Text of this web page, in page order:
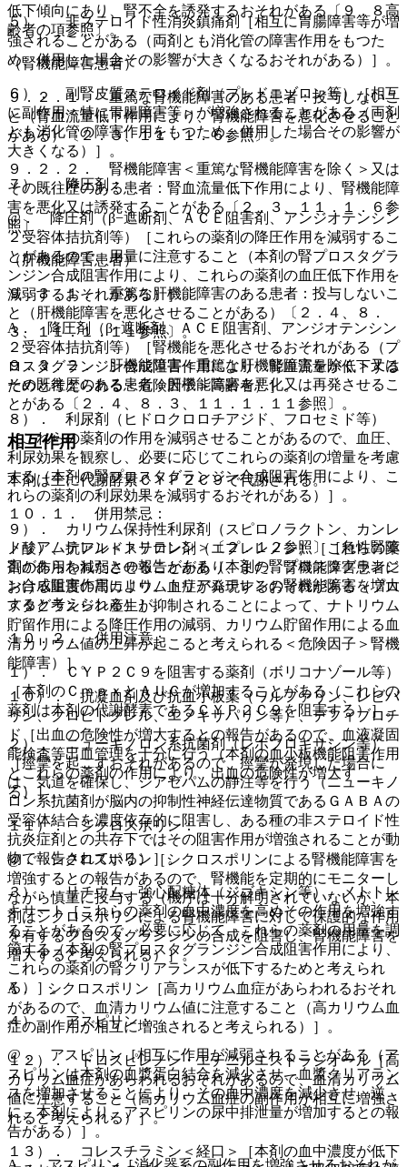
５）． 非ステロイド性消炎鎮痛剤［相互に胃腸障害等が増
強されることがある（両剤とも消化管の障害作用をもつた
め、併用した場合その影響が大きくなるおそれがある）］。
６）． 副腎皮質ステロイド剤（プレドニゾロン等）［相互
に副作用＜特に胃腸障害等＞が増強されることがある（両剤
とも消化管の障害作用をもつため、併用した場合その影響が
大きくなる）］。
７）． 降圧剤：
@． 降圧剤（β−遮断剤、ＡＣＥ阻害剤、アンジオテンシン
２受容体拮抗剤等）［これらの薬剤の降圧作用を減弱するこ
とがあるので、用量に注意すること（本剤の腎プロスタグラ
ンジン合成阻害作用により、これらの薬剤の血圧低下作用を
減弱するおそれがある）］。
A． 降圧剤（β−遮断剤、ＡＣＥ阻害剤、アンジオテンシン
２受容体拮抗剤等）［腎機能を悪化させるおそれがある（プ
ロスタグランジン合成阻害作用により、腎血流量が低下する
ためと考えられる＜危険因子＞高齢者）］。
８）． 利尿剤（ヒドロクロロチアジド、フロセミド等）
［これらの薬剤の作用を減弱させることがあるので、血圧、
利尿効果を観察し、必要に応じてこれらの薬剤の増量を考慮
する（本剤の腎プロスタグランジン合成阻害作用により、こ
れらの薬剤の利尿効果を減弱するおそれがある）］。
９）． カリウム保持性利尿剤（スピロノラクトン、カンレ
ノ酸）、抗アルドステロン剤（エプレレノン）［これらの薬
剤の作用を減弱させることがあり、また、腎機能障害患者に
おける重度の高カリウム血症が発現するおそれがある（プロ
スタグランジン産生が抑制されることによって、ナトリウム
貯留作用による降圧作用の減弱、カリウム貯留作用による血
清カリウム値の上昇が起こると考えられる＜危険因子＞腎機
能障害）］。
１０）． 抗凝血剤及び抗血小板薬（ワルファリン、レビパ
リン、クロピドグレル、エノキサパリン等）、デフィブロチ
ド［出血の危険性が増大するとの報告があるので、血液凝固
能検査等出血管理を十分に行う（本剤の血小板機能阻害作用
とこれらの薬剤の作用により、出血の危険性が増大す
る）］。
１１）． シクロスポリン：
@． シクロスポリン［シクロスポリンによる腎機能障害を
増強するとの報告があるので、腎機能を定期的にモニターし
ながら慎重に投与する（機序は十分解明されていないが、本
剤はシクロスポリンによる腎機能障害に対して保護的な作用
を有するプロスタグランジンの合成を阻害し、腎機能障害を
増大すると考えられる）］。
A． シクロスポリン［高カリウム血症があらわれるおそれ
があるので、血清カリウム値に注意すること（高カリウム血
症の副作用が相互に増強されると考えられる）］。
１２）． ドロスピレノン・エチニルエストラジオール［高
カリウム血症があらわれるおそれがあるので、血清カリウム
値に注意すること（高カリウム血症の副作用が相互に増強さ
れると考えられる）］。
１３）． コレスチラミン＜経口＞［本剤の血中濃度が低下
低下傾向にあり、腎不全を誘発するおそれがある〔９．８高
齢者の項参照〕。
（腎機能障害患者）
９．２．１． 重篤な腎機能障害のある患者：投与しないこ
と（腎血流量低下作用により、腎機能障害を悪化させること
がある）〔２．３、１１．１．６参照〕。
９．２．２． 腎機能障害＜重篤な腎機能障害を除く＞又は
その既往歴のある患者：腎血流量低下作用により、腎機能障
害を悪化又は誘発することがある〔２．３、１１．１．６参
照〕。
（肝機能障害患者）
９．３．１． 重篤な肝機能障害のある患者：投与しないこ
と（肝機能障害を悪化させることがある）〔２．４、８．
３、１１．１．１１参照〕。
９．３．２． 肝機能障害＜重篤な肝機能障害を除く＞又は
その既往歴のある患者：肝機能障害を悪化又は再発させるこ
とがある〔２．４、８．３、１１．１．１１参照〕。
相互作用
本剤は主に代謝酵素ＣＹＰ２Ｃ９で代謝される。
１０．１． 併用禁忌：
トリアムテレン＜トリテレン＞〔２．１２参照〕［急性腎障
害があらわれたとの報告がある（本剤の腎プロスタグランジ
ン合成阻害作用により、トリアムテレンの腎機能障害を増大
すると考えられる）］。
１０．２． 併用注意：
１）． ＣＹＰ２Ｃ９を阻害する薬剤（ボリコナゾール等）
［本剤のＣｍａｘとＡＵＣが増加することがある（これらの
薬剤は本剤の代謝酵素であるＣＹＰ２Ｃ９を阻害する）］。
２）． ニューキノロン系抗菌剤（レボフロキサシン等）
［痙攣を起こすおそれがあるので、痙攣が発現した場合に
は、気道を確保し、ジアゼパムの静注等を行う（ニューキノ
ロン系抗菌剤が脳内の抑制性神経伝達物質であるＧＡＢＡの
受容体結合を濃度依存的に阻害し、ある種の非ステロイド性
抗炎症剤との共存下ではその阻害作用が増強されることが動
物で報告されている）］。
３）． リチウム、強心配糖体（ジゴキシン等）、メトトレ
キサート［これらの薬剤の血中濃度を高めその作用を増強す
ることがあるので、必要に応じて、これらの薬剤の用量を調
節する（本剤の腎プロスタグランジン合成阻害作用により、
これらの薬剤の腎クリアランスが低下するためと考えられ
る）］。
４）． アスピリン：
@． アスピリン［相互に作用が減弱されることがある（ア
スピリンは本剤の血漿蛋白結合を減少させ、血漿クリアラン
スを増加させることにより、その血中濃度を減少させ、逆
に、本剤により、アスピリンの尿中排泄量が増加するとの報
告がある）］。